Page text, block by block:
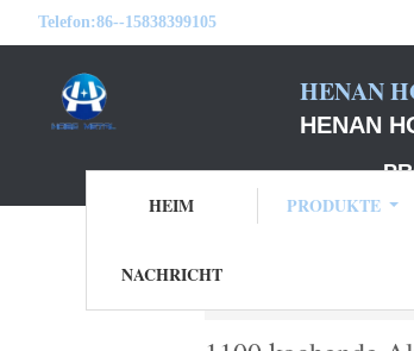
Telefon:86--15838399105
HENAN
HENAN
HEIM PRODUKTE
NACHRICHT